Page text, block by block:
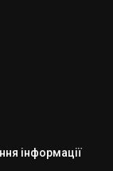
інформації